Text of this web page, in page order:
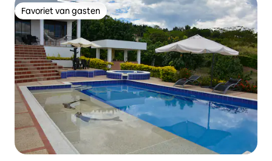
Favoriet van gasten
Favoriet van gasten